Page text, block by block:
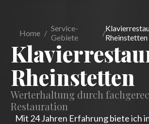
Home / Service-
Gebiete
/Rheinstetten
Rheinstetten
Werterhaltung durch
Restauration
Mit 24 Jahren Erfahrung biete ich